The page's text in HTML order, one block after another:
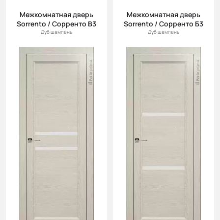
Межкомнатная дверь
Sorrento / Сорренто В3
Дуб шампань
Межкомнатная дверь
Sorrento / Сорренто Б3
Дуб шампань